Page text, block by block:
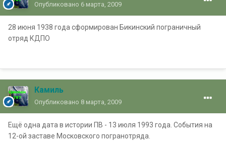
Опубликовано 6 марта, 2009
28 июня 1938 года сформирован Бикинский пограничный
отряд КДПО
Камиль
Опубликовано 8 марта, 2009
Ещё одна дата в истории ПВ - 13 июля 1993 года. События на
12-ой заставе Московского погранотряда.